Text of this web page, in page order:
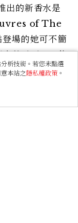
的新香水是
of The
場的她可不簡
曾露面，已能
是最初的執棋
析技術。若您未點選
本站之隱私權政策 。